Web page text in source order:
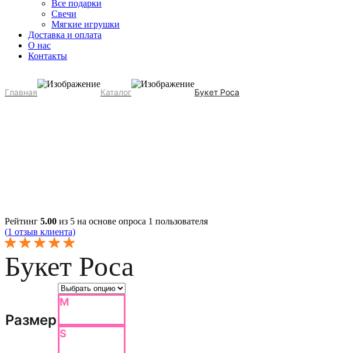
Все подарки
Свечи
Мягкие игрушки
Доставка и оплата
О нас
Контакты
Главная Каталог Букет Роса
Рейтинг 5.00 из 5 на основе опроса 1 пользователя
(1 отзыв клиента)
Букет Роса
Размер
M
S